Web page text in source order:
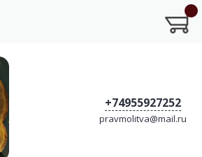
+74955927252
pravmolitva@mail.ru